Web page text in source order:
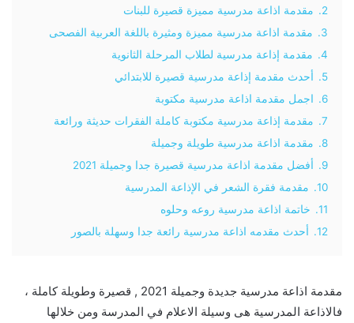
2.
مقدمة اذاعة مدرسية مميزة قصيرة للبنات
3.
مقدمة اذاعة مدرسية مميزة ومثيرة باللغة العربية الفصحى
4.
مقدمة إذاعة مدرسية لطلاب المرحلة الثانوية
5.
أحدث مقدمة إذاعة مدرسية قصيرة للابتدائي
6.
اجمل مقدمة اذاعة مدرسية مكتوبة
7.
مقدمة إذاعة مدرسية مكتوبة كاملة الفقرات حديثة ورائعة
8.
مقدمة اذاعة مدرسية طويلة وجميلة
9.
أفضل مقدمة اذاعة مدرسية قصيرة جدا وجميلة 2021
10.
مقدمة فقرة الشعر في الإذاعة المدرسية
11.
خاتمة اذاعة مدرسية روعه وحلوه
12.
أحدث مقدمه اذاعة مدرسية رائعة جدا وسهلة بالصور
مقدمة اذاعة مدرسية جديدة وجميلة 2021 , قصيرة وطويلة كاملة ،
فالاذاعة المدرسية هى وسيلة الاعلام في المدرسة ومن خلالها